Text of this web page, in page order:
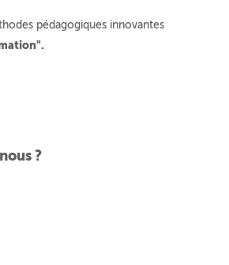
pédagogiques innovantes
?